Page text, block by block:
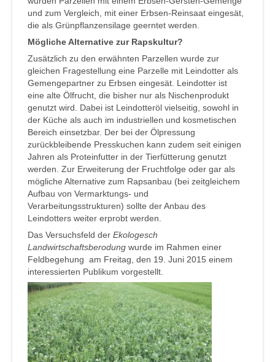
und zum Vergleich, mit einer Erbsen-Reinsaat eingesät,
die als Grünpflanzensilage geerntet werden.
Mögliche Alternative zur Rapskultur?
Zusätzlich zu den erwähnten Parzellen wurde zur
gleichen Fragestellung eine Parzelle mit Leindotter als
Gemengepartner zu Erbsen eingesät. Leindotter ist
eine alte Ölfrucht, die bisher nur als Nischenprodukt
genutzt wird. Dabei ist Leindotteröl vielseitig, sowohl in
der Küche als auch im industriellen und kosmetischen
Bereich einsetzbar. Der bei der Ölpressung
zurückbleibende Presskuchen kann zudem seit einigen
Jahren als Proteinfutter in der Tierfütterung genutzt
werden. Zur Erweiterung der Fruchtfolge oder gar als
mögliche Alternative zum Rapsanbau (bei zeitgleichem
Aufbau von Vermarktungs- und
Verarbeitungsstrukturen) sollte der Anbau des
Leindotters weiter erprobt werden.
Das Versuchsfeld der Ekologesch
Landwirtschaftsberodung wurde im Rahmen einer
Feldbegehung am Freitag, den 19. Juni 2015 einem
interessierten Publikum vorgestellt.